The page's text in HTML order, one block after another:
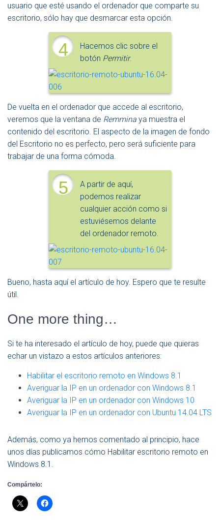
usuario que esté usando el ordenador que comparte su
escritorio, sólo hay que desmarcar esta opción.
4
Hacemos clic sobre el
botón Permitir.
De vuelta en el ordenador que accede al escritorio,
veremos que la ventana de Remmina ya muestra el
contenido del escritorio. El aspecto de la imagen de fondo
del Escritorio no es perfecto, pero será suficiente para
trabajar de una forma cómoda.
5
A partir de aquí,
podemos realizar
cualquier acción como si
estuviésemos delante
del ordenador remoto.
Bueno, hasta aquí el artículo de hoy. Espero que te resulte
útil.
One more thing…
Si te ha interesado el artículo de hoy, puede que quieras
echar un vistazo a estos artículos anteriores:
Habilitar el escritorio remoto en Windows 8.1
Averiguar la IP en un ordenador con Windows 8.1
Averiguar la IP en un ordenador con Windows 10
Averiguar la IP en un ordenador con Ubuntu 14.04 LTS
Además, como ya hemos comentado al principio, hace
unos días publicamos cómo Habilitar escritorio remoto en
Windows 8.1.
Compártelo: